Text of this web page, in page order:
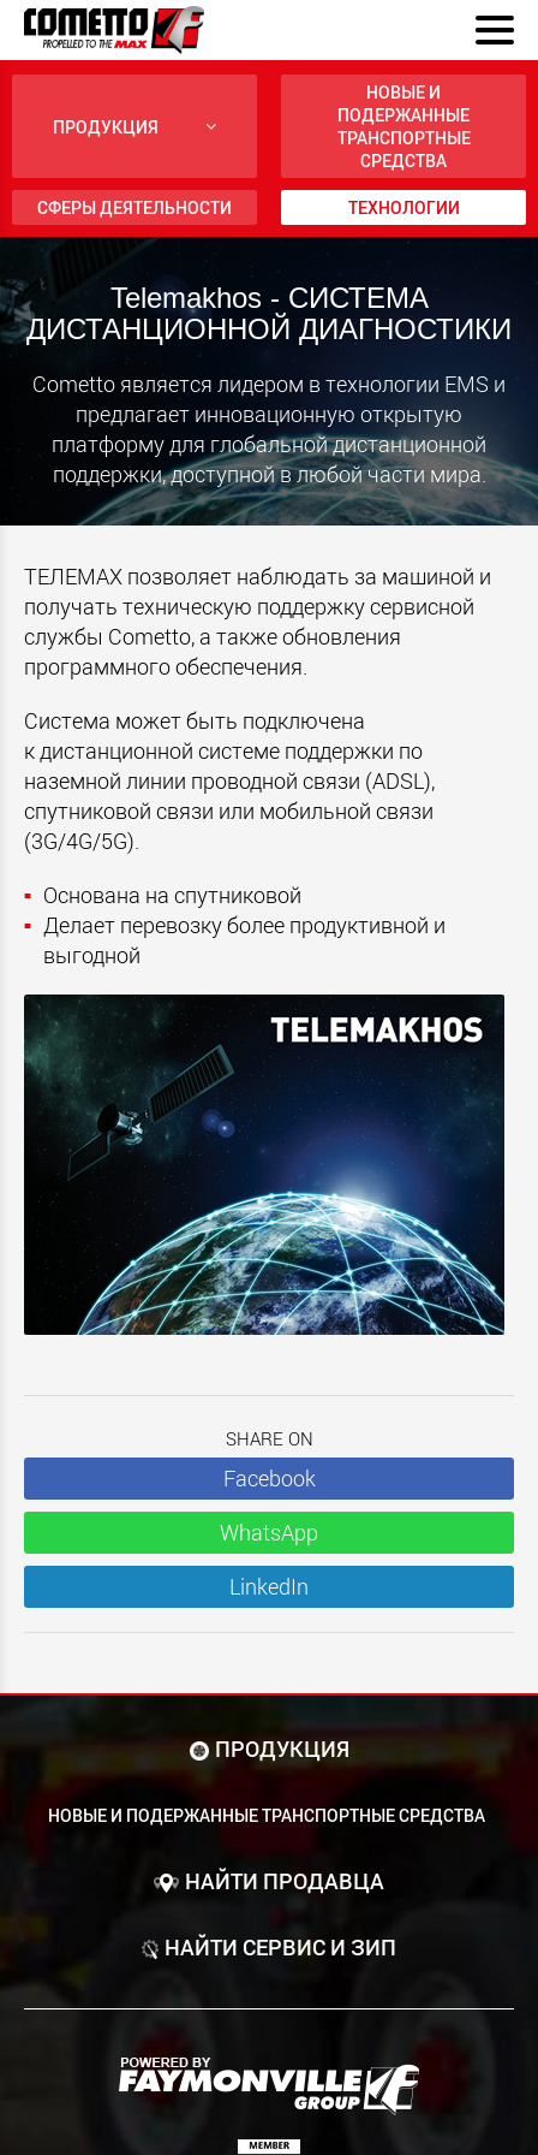
ПРОДУКЦИЯ
НОВЫЕ И
ПОДЕРЖАННЫЕ
ТРАНСПОРТНЫЕ
СРЕДСТВА
СФЕРЫ ДЕЯТЕЛЬНОСТИ ТЕХНОЛОГИИ
Telemakhos - СИСТЕМА
ДИСТАНЦИОННОЙ ДИАГНОСТИКИ
Cometto является лидером в технологии EMS и
предлагает инновационную открытую
платформу для глобальной дистанционной
поддержки, доступной в любой части мира.
ТЕЛЕМАХ позволяет наблюдать за машиной и
получать техническую поддержку сервисной
службы Cometto, а также обновления
программного обеспечения.
Система может быть подключена
к дистанционной системе поддержки по
наземной линии проводной связи (ADSL),
спутниковой связи или мобильной связи
(3G/4G/5G).
Основана на спутниковой
Делает перевозку более продуктивной и
выгодной
SHARE ON
Facebook
WhatsApp
LinkedIn
ПРОДУКЦИЯ
НОВЫЕ И ПОДЕРЖАННЫЕ ТРАНСПОРТНЫЕ СРЕДСТВА
НАЙТИ ПРОДАВЦА
НАЙТИ СЕРВИС И ЗИП